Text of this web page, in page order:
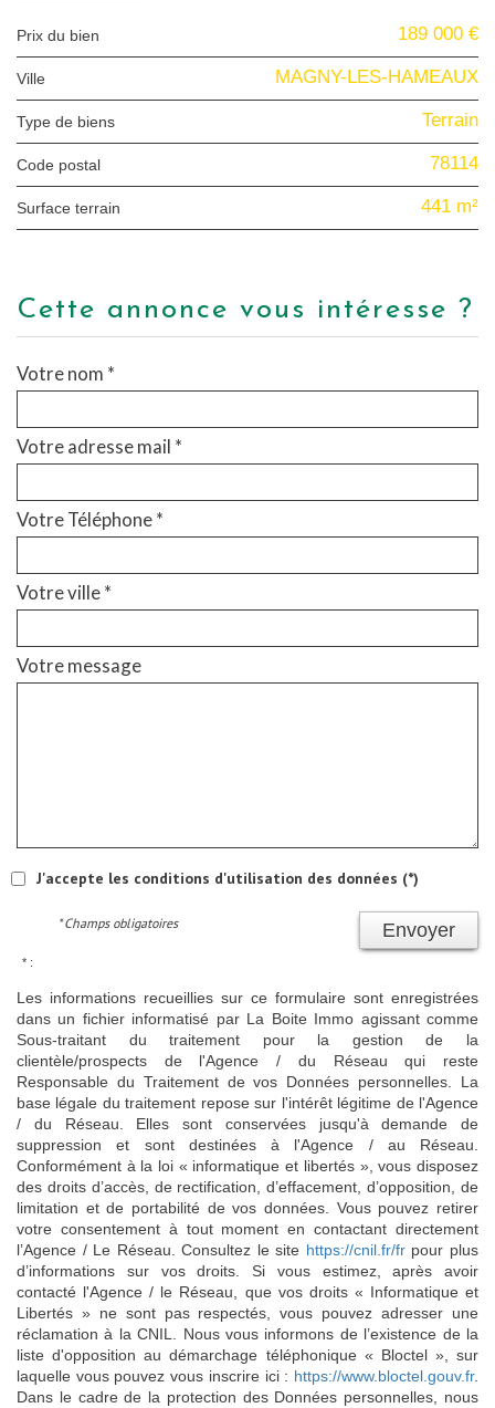
Prix du bien 189 000 €
Ville MAGNY-LES-HAMEAUX
Type de biens Terrain
Code postal 78114
surface terrain 441 m²
cette annonce vous intéresse ?
Votre nom *
Votre adresse mail *
Votre Téléphone *
Votre ville *
Votre message
J'accepte les conditions d'utilisation des données (*)
Envoyer
* Champs obligatoires
* :
Les informations recueillies sur ce formulaire sont enregistrées
dans un fichier informatisé par La Boite Immo agissant comme
Sous-traitant du traitement pour la gestion de la
clientèle/prospects de l'Agence / du Réseau qui reste
Responsable du Traitement de vos Données personnelles. La
base légale du traitement repose sur l'intérêt légitime de l'Agence
/ du Réseau. Elles sont conservées jusqu'à demande de
suppression et sont destinées à l'Agence / au Réseau.
Conformément à la loi « informatique et libertés », vous disposez
des droits d’accès, de rectification, d’effacement, d’opposition, de
limitation et de portabilité de vos données. Vous pouvez retirer
votre consentement à tout moment en contactant directement
l’Agence / Le Réseau. Consultez le site https://cnil.fr/frpour plus
d’informations sur vos droits. Si vous estimez, après avoir
contacté l'Agence / le Réseau, que vos droits « Informatique et
Libertés » ne sont pas respectés, vous pouvez adresser une
réclamation à la CNIL. Nous vous informons de l’existence de la
liste d'opposition au démarchage téléphonique « Bloctel », sur
laquelle vous pouvez vous inscrire ici : https://www.bloctel.gouv.fr.
Dans le cadre de la protection des Données personnelles, nous